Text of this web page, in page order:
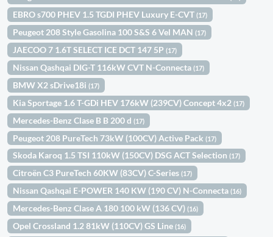
EBRO s700 PHEV 1.5 TGDI PHEV Luxury E-CVT(17)
Peugeot 208 Style Gasolina 100 S&S 6 Vel MAN(17)
JAECOO 7 1.6T SELECT ICE DCT 147 5P(17)
Nissan Qashqai DIG-T 116kW CVT N-Connecta(17)
BMW X2 sDrive18i(17)
Kia Sportage 1.6 T-GDi HEV 176kW (239CV) Concept 4x2(17)
Mercedes-Benz Clase B B 200 d(17)
Peugeot 208 PureTech 73kW (100CV) Active Pack(17)
Skoda Karoq 1.5 TSI 110kW (150CV) DSG ACT Selection(17)
Citroën C3 PureTech 60KW (83CV) C-Series(17)
Nissan Qashqai E-POWER 140 KW (190 CV) N-Connecta(16)
Mercedes-Benz Clase A 180 100 kW (136 CV)(16)
Opel Crossland 1.2 81kW (110CV) GS Line(16)